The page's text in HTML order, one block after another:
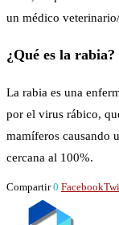
un médico
¿Qué es la rabia?
La rabia es una
por el virus rábico,
mamíferos causando
cercana al 100%.
Compartir 0 Facebook